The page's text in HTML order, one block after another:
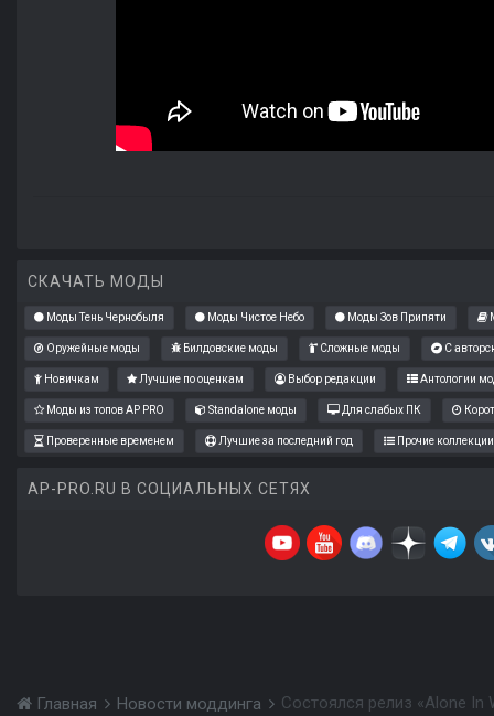
СКАЧАТЬ МОДЫ
Моды Тень Чернобыля Моды Чистое Небо Моды Зов Припяти
Оружейные моды Билдовские моды Сложные моды С
Новичкам Лучшие по оценкам Выбор редакции Антологии
Моды из топов AP PRO Standalone моды Для слабых ПК
Проверенные временем Лучшие за последний год Прочие коллекции
AP-PRO.RU В СОЦИАЛЬНЫХ СЕТЯХ
Главная Новости моддинга Состоялся релиз «Alone In